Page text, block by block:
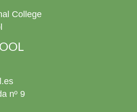
Ya tenéis todas las fotos de
en la fototeca para revivirlo siempre
El pasado viernes 22 de mayo nos
celebrar la graduación de nuestros
Estuvimos rodeados de familias,
un evento conmovedor donde no
canción juntos y disfrutamos
con sus mejores fotos y
Con este gran día, nuestros chicos
College
nº 9